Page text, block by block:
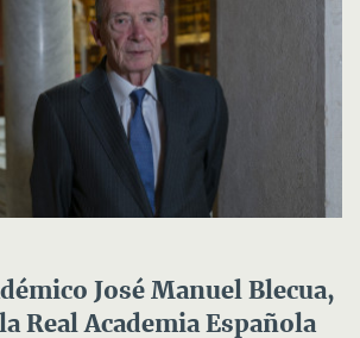
José Manuel Blecua,
Real Academia Española